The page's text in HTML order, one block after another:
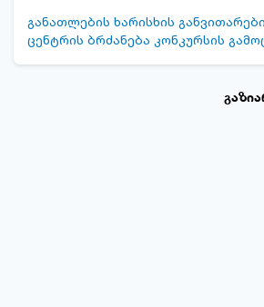
განათლების ხარისხის
ცენტრის ბრძანება კონკურსის